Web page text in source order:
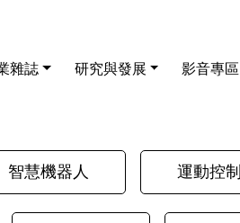
雜誌 研究與發展 影音專區
智慧機器人 運動控